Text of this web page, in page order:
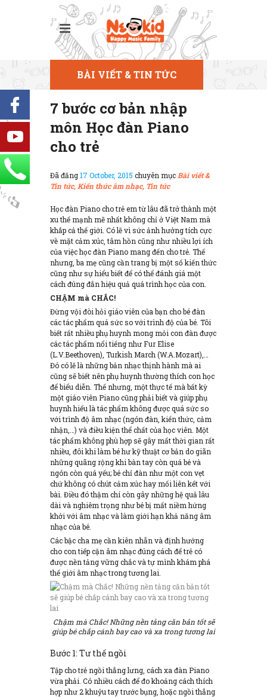
BÀI VIẾT & TIN TỨC
7 bước cơ bản nhập
môn Học đàn Piano
cho trẻ
Đã đăng17 October, 2015 chuyên mục Bài viết &
Tin tức, Kiến thức âm nhạc, Tin tức
Học đàn Piano cho trẻ em từ lâu đã trở thành một
xu thế mạnh mẽ nhất không chỉ ở Việt Nam mà
khắp cả thế giới. Có lẽ vì sức ảnh hưởng tích cực
về mặt cảm xúc, tâm hồn cũng như nhiều lợi ích
của việc học đàn Piano mang đến cho trẻ. Thế
nhưng, ba mẹ cũng cần trang bị một số kiến thức
cũng như sự hiểu biết để có thể đánh giá một
cách đúng đắn hiệu quả quá trình học của con.
CHẬM mà CHẮC!
Đừng vội đòi hỏi giáo viên của bạn cho bé đàn
các tác phẩm quá sức so với trình độ của bé. Tôi
biết rất nhiều phụ huynh mong mỏi con đàn được
các tác phẩm nổi tiếng như Fur Elise
(L.V.Beethoven), Turkish March (W.A.Mozart),…
Đó có lẽ là những bản nhạc thịnh hành mà ai
cũng sẽ biết nên phụ huynh thường thích con học
để biểu diễn. Thế nhưng, một thực tế mà bất kỳ
một giáo viên Piano cũng phải biết và giúp phụ
huynh hiểu là tác phẩm không được quá sức so
với trình độ âm nhạc (ngón đàn, kiến thức, cảm
nhận,…) và điều kiện thể chất của học viên. Một
tác phẩm không phù hợp sẽ gây mất thời gian rất
nhiều, đôi khi làm bé hư kỹ thuật cơ bản do giãn
những quãng rộng khi bàn tay còn quá bé và
ngón còn quá yếu; bé chỉ đàn như một con vẹt
chứ không có chút cảm xúc hay mối liên kết với
bài. Điều đó thậm chí còn gây những hệ quả lâu
dài và nghiêm trọng như bé bị mất niềm hứng
khởi với âm nhạc và làm giới hạn khả năng âm
nhạc của bé.
Các bậc cha mẹ cần kiên nhẫn và định hướng
cho con tiếp cận âm nhạc đúng cách để trẻ có
được nền tảng vững chắc và tự mình khám phá
thế giới âm nhạc trong tương lai.
Chậm mà Chắc! Những nền tảng căn bản tốt sẽ
giúp bé chắp cánh bay cao và xa trong tương lai
Bước 1: Tư thế ngồi
Tập cho trẻ ngồi thẳng lưng, cách xa đàn Piano
vừa phải. Có nhiều cách để đo khoảng cách thích
hợp như 2 khuỷu tay trước bụng, hoặc ngồi thẳng